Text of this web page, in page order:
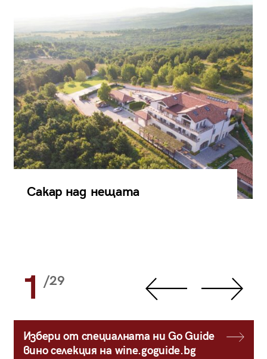
Сакар над нещата
1 /29
Избери от специалната ни Go Guide
вино селекция на wine.goguide.bg